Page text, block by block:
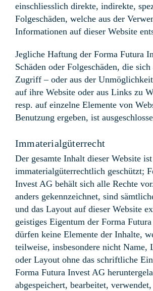
einschliesslich direkte, indirekte,
Folgeschäden, welche aus der
Informationen auf dieser Website
Jegliche Haftung der Forma Futura
Schäden oder Folgeschäden, die sich
Zugriff – oder aus der
auf ihre Website oder aus Links zu
resp. auf einzelne Elemente von
Benutzung ergeben, ist
Immaterialgüterrecht
Der gesamte Inhalt dieser Website ist
immaterialgüterrechtlich geschützt;
Invest AG behält sich alle Rechte
anders gekennzeichnet, sind
und das Layout auf dieser Website
geistiges Eigentum der Forma
dürfen keine Elemente der Inhalte,
teilweise, insbesondere nicht Name,
oder Layout ohne das schriftliche
Forma Futura Invest AG
abgespeichert, bearbeitet,